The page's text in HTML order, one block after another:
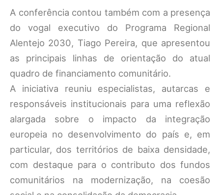
A conferência contou também com a presença
do vogal executivo do Programa Regional
Alentejo 2030, Tiago Pereira, que apresentou
as principais linhas de orientação do atual
quadro de financiamento comunitário.
A iniciativa reuniu especialistas, autarcas e
responsáveis institucionais para uma reflexão
alargada sobre o impacto da integração
europeia no desenvolvimento do país e, em
particular, dos territórios de baixa densidade,
com destaque para o contributo dos fundos
comunitários na modernização, na coesão